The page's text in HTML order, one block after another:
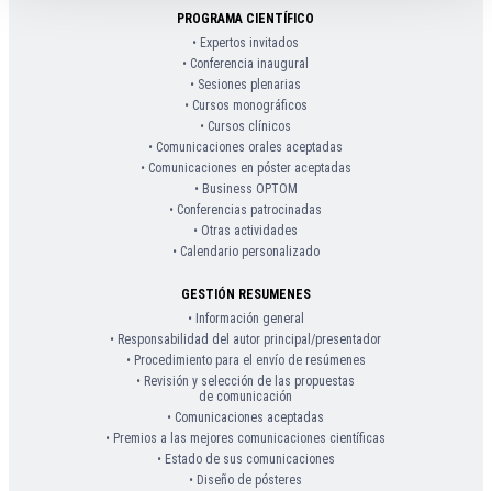
PROGRAMA CIENTÍFICO
• Expertos invitados
• Conferencia inaugural
• Sesiones plenarias
• Cursos monográficos
• Cursos clínicos
• Comunicaciones orales aceptadas
• Comunicaciones en póster aceptadas
• Business OPTOM
• Conferencias patrocinadas
• Otras actividades
• Calendario personalizado
GESTIÓN RESUMENES
• Información general
• Responsabilidad del autor principal/presentador
• Procedimiento para el envío de resúmenes
• Revisión y selección de las propuestas
de comunicación
• Comunicaciones aceptadas
• Premios a las mejores comunicaciones científicas
• Estado de sus comunicaciones
• Diseño de pósteres